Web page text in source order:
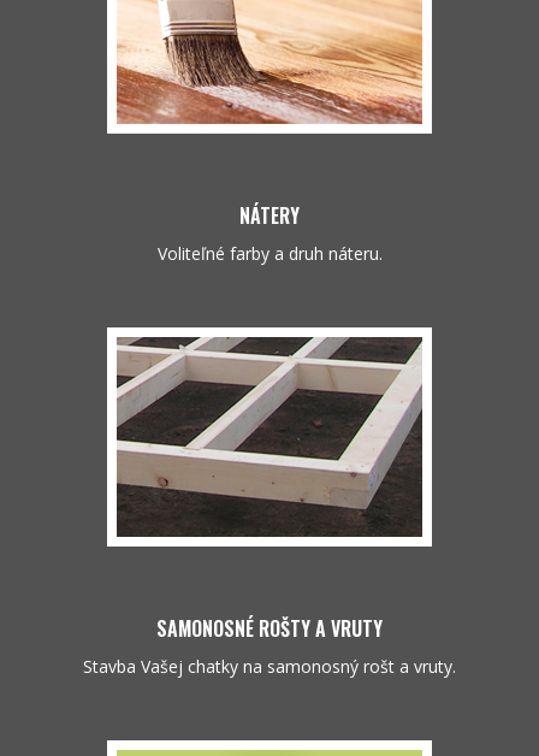
NÁTERY
Voliteľné farby a druh náteru.
SAMONOSNÉ ROŠTY A VRUTY
Stavba Vašej chatky na samonosný rošt a vruty.